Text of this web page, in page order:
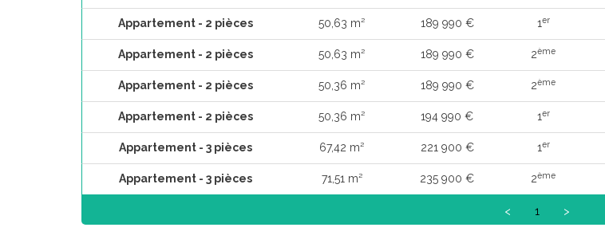
Appartement - 2 pièces 50,63 m² 189 990 € 1er
Appartement - 2 pièces 50,63 m² 189 990 € 2ème
Appartement - 2 pièces 50,36 m² 189 990 € 2ème
Appartement - 2 pièces 50,36 m² 194 990 € 1er
Appartement - 3 pièces 67,42 m² 221 900 € 1er
Appartement - 3 pièces 71,51 m² 235 900 € 2ème
< 1 >